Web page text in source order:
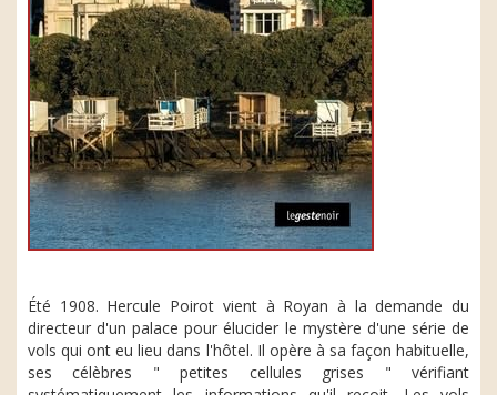
Été 1908. Hercule Poirot vient à Royan à la demande du
directeur d'un palace pour élucider le mystère d'une série de
vols qui ont eu lieu dans l'hôtel. Il opère à sa façon habituelle,
ses célèbres " petites cellules grises " vérifiant